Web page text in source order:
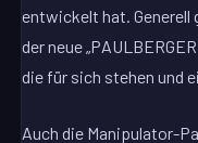
entwickelt hat. Generell
der neue
die für sich stehen und
Auch die Manipulator-